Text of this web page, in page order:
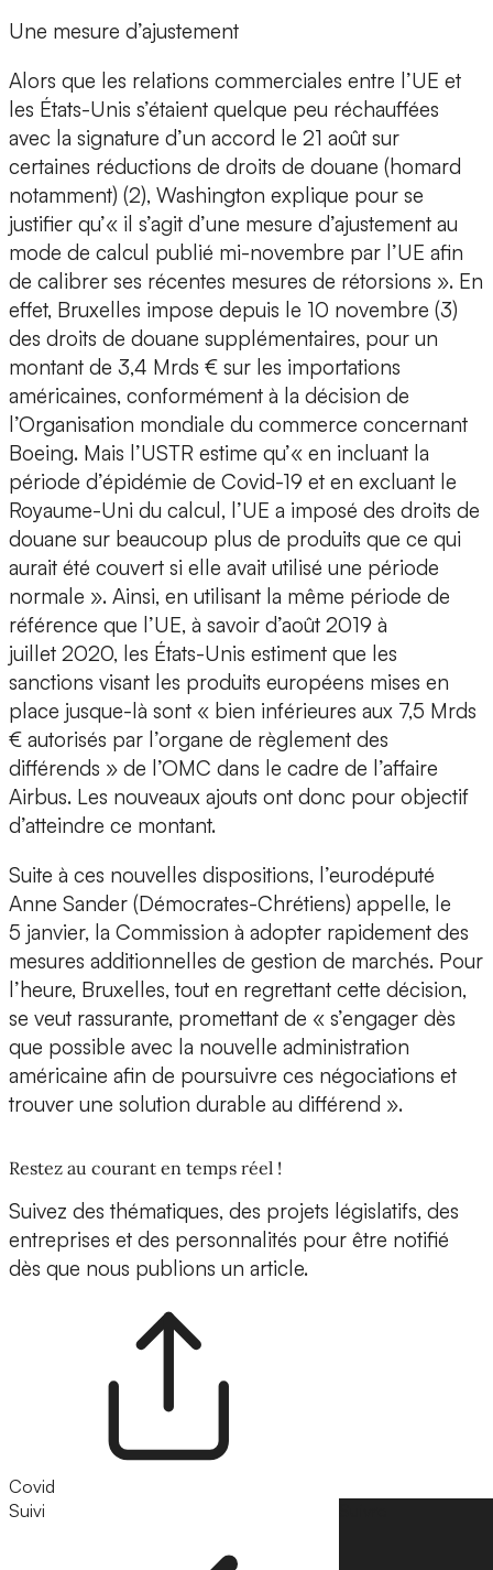
Une mesure d’ajustement
Alors que les relations commerciales entre l’UE et
les États-Unis s’étaient quelque peu réchauffées
avec la signature d’un accord le 21 août sur
certaines réductions de droits de douane (homard
notamment) (2), Washington explique pour se
justifier qu’« il s’agit d’une mesure d’ajustement au
mode de calcul publié mi-novembre par l’UE afin
de calibrer ses récentes mesures de rétorsions ». En
effet, Bruxelles impose depuis le 10 novembre (3)
des droits de douane supplémentaires, pour un
montant de 3,4 Mrds € sur les importations
américaines, conformément à la décision de
l’Organisation mondiale du commerce concernant
Boeing. Mais l’USTR estime qu’« en incluant la
période d’épidémie de Covid-19 et en excluant le
Royaume-Uni du calcul, l’UE a imposé des droits de
douane sur beaucoup plus de produits que ce qui
aurait été couvert si elle avait utilisé une période
normale ». Ainsi, en utilisant la même période de
référence que l’UE, à savoir d’août 2019 à
juillet 2020, les États-Unis estiment que les
sanctions visant les produits européens mises en
place jusque-là sont « bien inférieures aux 7,5 Mrds
€ autorisés par l’organe de règlement des
différends » de l’OMC dans le cadre de l’affaire
Airbus. Les nouveaux ajouts ont donc pour objectif
d’atteindre ce montant.
Suite à ces nouvelles dispositions, l’eurodéputé
Anne Sander (Démocrates-Chrétiens) appelle, le
5 janvier, la Commission à adopter rapidement des
mesures additionnelles de gestion de marchés. Pour
l’heure, Bruxelles, tout en regrettant cette décision,
se veut rassurante, promettant de « s’engager dès
que possible avec la nouvelle administration
américaine afin de poursuivre ces négociations et
trouver une solution durable au différend ».
Restez au courant en temps réel !
Suivez des thématiques, des projets législatifs, des
entreprises et des personnalités pour être notifié
dès que nous publions un article.
Covid
Suivi